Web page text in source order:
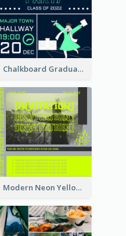
Chalkboard Graduation Party Invitation
Modern Neon Yellow Live Band Invitation Design Idea